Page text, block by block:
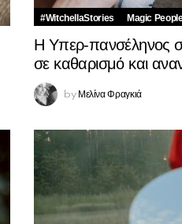
#WitchellaStories Magic
Η Υπερ-πανσέληνος
σε καθαρισμό και
by Μελίνα Φραγκιά